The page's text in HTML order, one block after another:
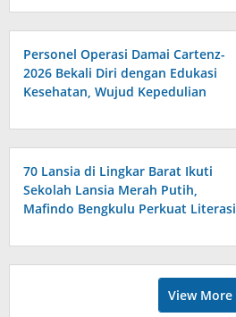
Personel Operasi Damai Cartenz-
2026 Bekali Diri dengan Edukasi
Kesehatan, Wujud Kepedulian
Kesejahteraan Anggota
70 Lansia di Lingkar Barat Ikuti
Sekolah Lansia Merah Putih,
Mafindo Bengkulu Perkuat Literasi
View More